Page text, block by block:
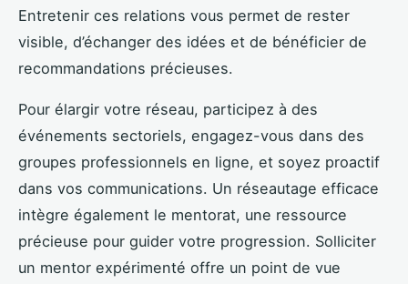
Entretenir ces relations vous permet de rester
visible, d’échanger des idées et de bénéficier de
recommandations précieuses.
Pour élargir votre réseau, participez à des
événements sectoriels, engagez-vous dans des
groupes professionnels en ligne, et soyez proactif
dans vos communications. Un réseautage efficace
intègre également le mentorat, une ressource
précieuse pour guider votre progression. Solliciter
un mentor expérimenté offre un point de vue